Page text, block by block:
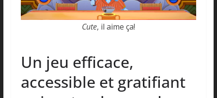
Cute, il aime ça!
Un jeu efficace,
accessible et gratifiant